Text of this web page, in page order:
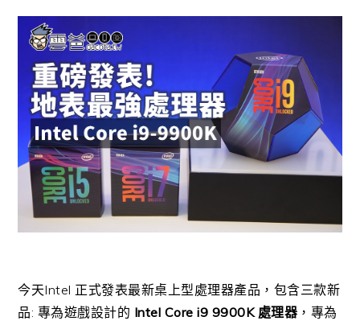
今天Intel 正式發表最新桌上型處理器產品，包含三款新
品: 專為遊戲設計的 Intel Core i9 9900K 處理器 ，專為